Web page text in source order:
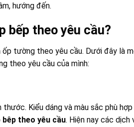
hướng đến.
bếp theo yêu cầu?
ốp tường theo yêu cầu. Dưới đây là
theo yêu cầu của mình:
Kiểu dáng và màu sắc phù
theo yêu cầu. Hiện nay các dịch